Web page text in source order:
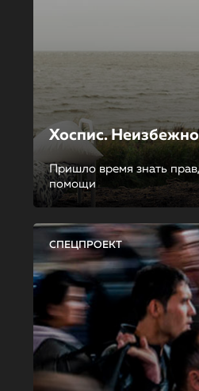
Хоспис.
Пришло время знать
помощи
СПЕЦПРОЕКТ